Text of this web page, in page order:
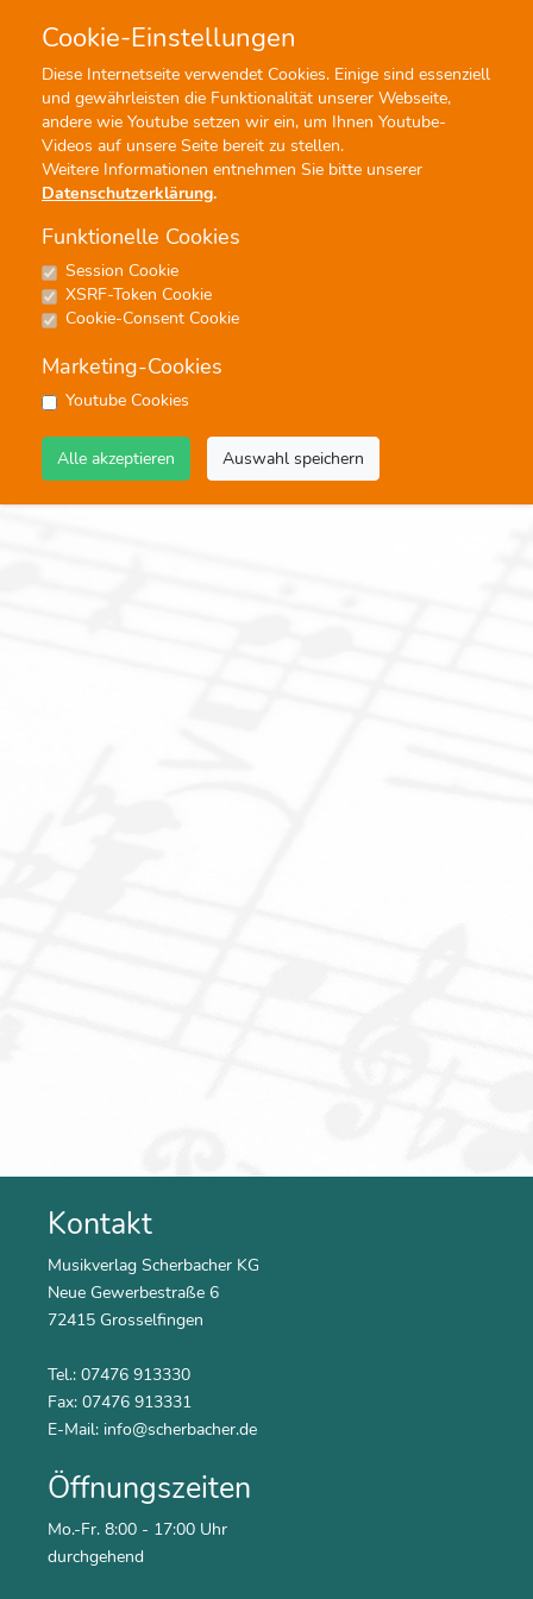
Cookie-Einstellungen
Diese Internetseite verwendet Cookies. Einige sind essenziell
und gewährleisten die Funktionalität unserer Webseite,
andere wie Youtube setzen wir ein, um Ihnen Youtube-
Videos auf unsere Seite bereit zu stellen.
Weitere Informationen entnehmen Sie bitte unserer
Datenschutzerklärung.
Funktionelle Cookies
Session Cookie
XSRF-Token Cookie
Cookie-Consent Cookie
Marketing-Cookies
Youtube Cookies
Alle akzeptieren Auswahl speichern
Menü Profisuche
Volkstümliche Solos
Keine Ergebnisse
keine
Kontakt
Musikverlag Scherbacher KG
Neue Gewerbestraße 6
72415 Grosselfingen
Tel.: 07476 913330
Fax: 07476 913331
E-Mail: info@scherbacher.de
Öffnungszeiten
Mo.-Fr. 8:00 - 17:00 Uhr
durchgehend